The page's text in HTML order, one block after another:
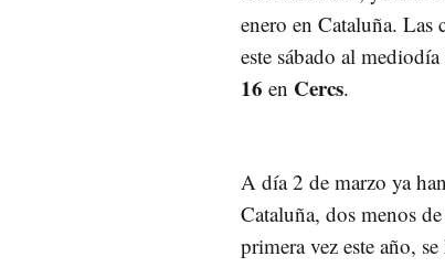
enero en Cataluña. Las
este sábado al
16 en Cercs.
A día 2 de marzo ya
Cataluña, dos menos
primera vez este año,